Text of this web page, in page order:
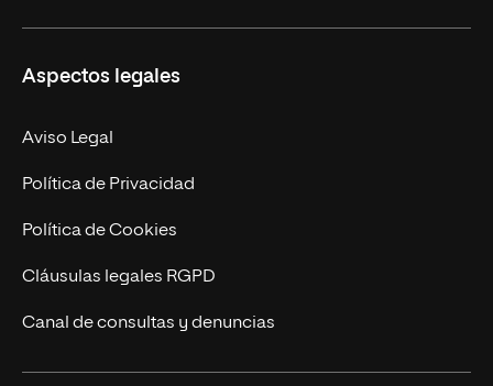
Empresa
MBA
Marketing y Comunicación
Ingeniería
Diseño
Ciencias de la Salud
Nuestro Equipo
Contacto
Aspectos legales
Aviso Legal
Política de Privacidad
Política de Cookies
Cláusulas legales RGPD
Canal de consultas y denuncias